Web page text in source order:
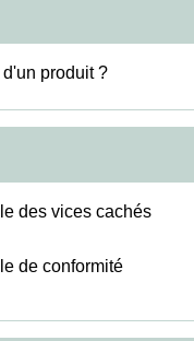
produit ?
des vices cachés
de conformité